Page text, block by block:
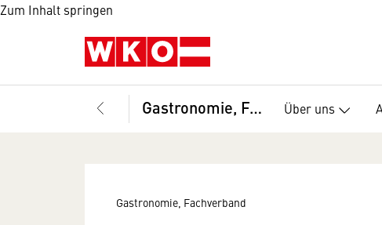
Zum Inhalt springen
Gastronomie, Fachverband Über uns
Gastronomie, Fachverband